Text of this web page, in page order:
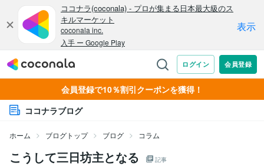
会員登録で10％割引クーポンを獲得！
ココナラブログ
ホーム ブログトップ ブログ コラム
こうして三日坊主となる 記事